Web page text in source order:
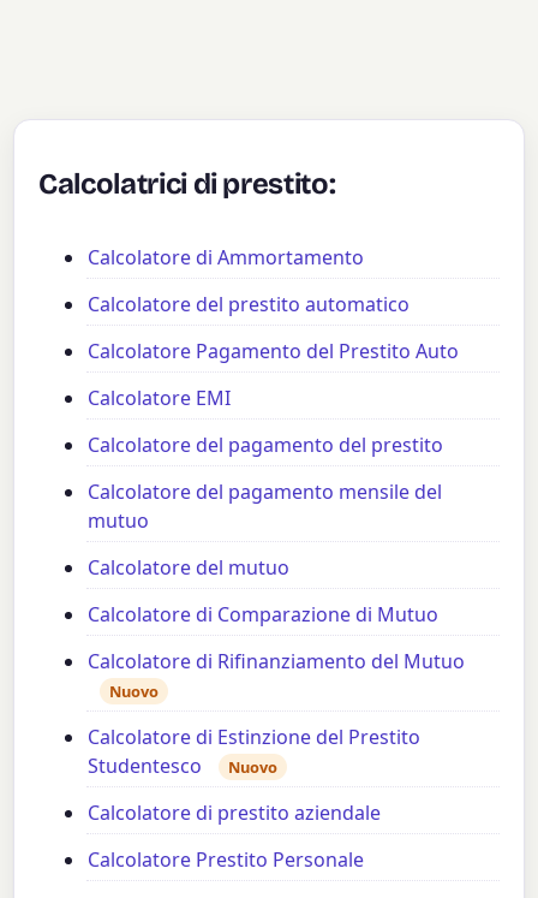
Calcolatrici di prestito:
Calcolatore di Ammortamento
Calcolatore del prestito automatico
Calcolatore Pagamento del Prestito Auto
Calcolatore EMI
Calcolatore del pagamento del prestito
Calcolatore del pagamento mensile del
mutuo
Calcolatore del mutuo
Calcolatore di Comparazione di Mutuo
Calcolatore di Rifinanziamento del Mutuo
Nuovo
Calcolatore di Estinzione del Prestito
Studentesco
Nuovo
Calcolatore di prestito aziendale
Calcolatore Prestito Personale